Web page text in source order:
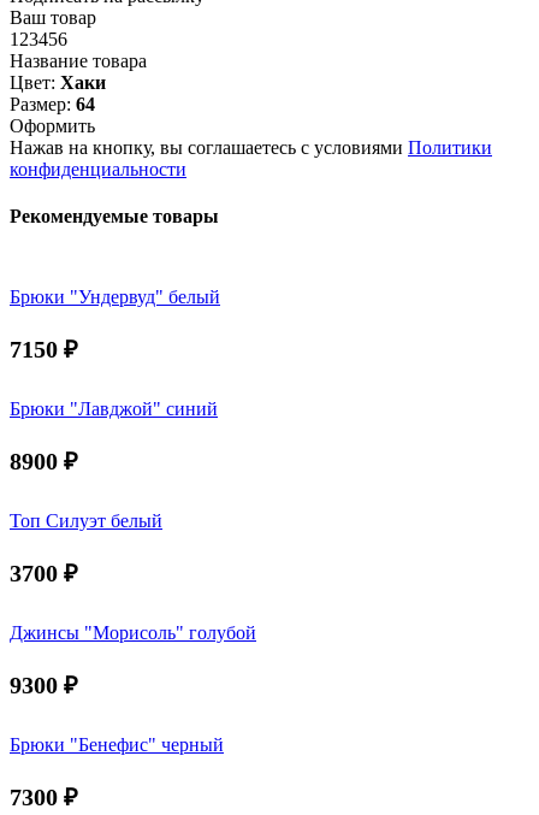
Ваш товар
123456
Название товара
Цвет: Хаки
Размер: 64
Оформить
Нажав на кнопку, вы соглашаетесь с условиями Политики
конфиденциальности
Рекомендуемые товары
Брюки "Ундервуд" белый
7150 ₽
Брюки "Лавджой" синий
8900 ₽
Топ Силуэт белый
3700 ₽
Джинсы "Морисоль" голубой
9300 ₽
Брюки "Бенефис" черный
7300 ₽